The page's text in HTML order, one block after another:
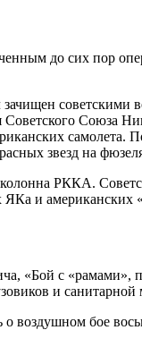
до сих пор
советскими
Союза
звезд на
РККА.
и
«Бой с
и
воздушном бое